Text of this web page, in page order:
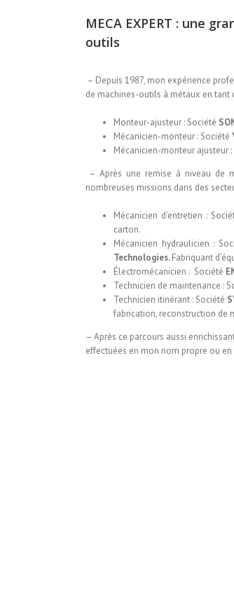
MECA EXPERT : une
outils
– Depuis 1987, mon expérience
de machines-outils à métaux en tant
Monteur-ajusteur : Société
Mécanicien-monteur : Société
Mécanicien-monteur ajusteur :
– Après une remise à niveau de
nombreuses missions dans des
Mécanicien d’entretien :
carton.
Mécanicien hydraulicien :
Technologies.Fabriquant
Électromécanicien : Société
Technicien de maintenance :
Technicien itinérant : Société
fabrication, reconstruction de
– Après ce parcours aussi
effectuées en mon nom propre ou